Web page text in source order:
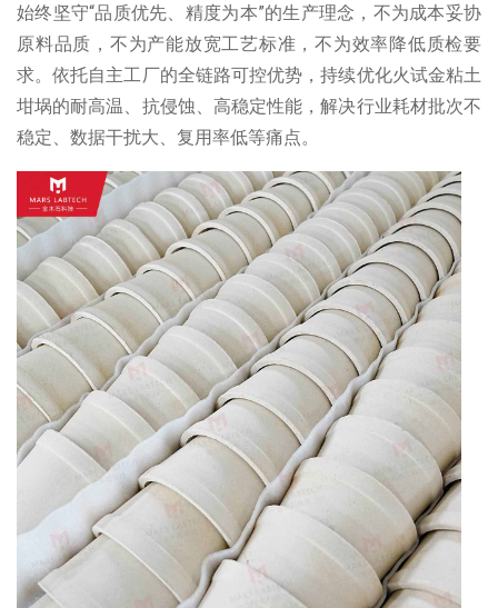
始终坚守“品质优先、精度为本”的生产理念，不为成本妥协
原料品质，不为产能放宽工艺标准，不为效率降低质检要
求。依托自主工厂的全链路可控优势，持续优化火试金粘土
坩埚的耐高温、抗侵蚀、高稳定性能，解决行业耗材批次不
稳定、数据干扰大、复用率低等痛点。